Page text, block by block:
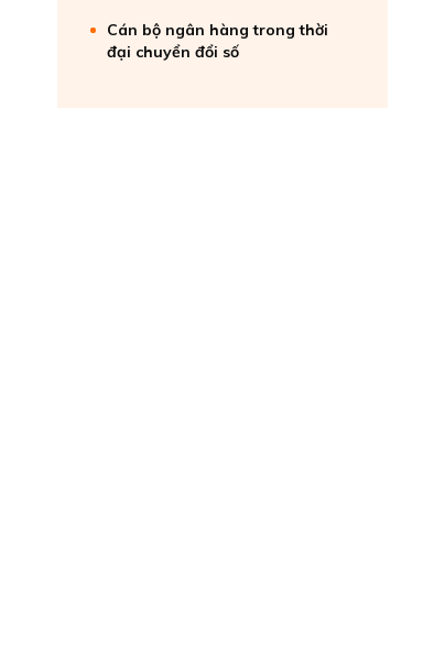
Cán bộ ngân hàng trong thời
đại chuyển đổi số